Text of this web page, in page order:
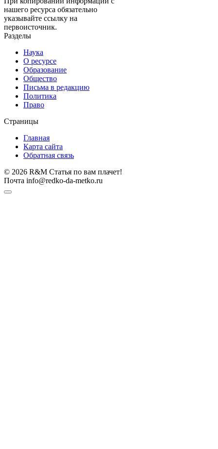
нашего ресурса обязательно
указывайте ссылку на
первоисточник.
Разделы
Наука
О ресурсе
Образование
Общество
Письма в редакцию
Политика
Право
Страницы
Главная
Карта сайта
Обратная связь
© 2026 R&M Статья по вам плачет!
Почта info@redko-da-metko.ru